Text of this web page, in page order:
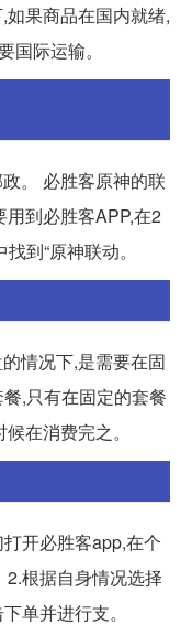
果商品在国内就绪,
国际运输。
。 必胜客原神的联
到必胜客APP,在2
到“原神联动。
情况下,是需要在固
,只有在固定的套餐
在消费完之。
开必胜客app,在个
根据自身情况选择
单并进行支。